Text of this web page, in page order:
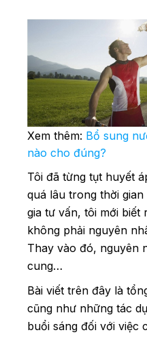
Xem thêm: Bổ sung
nào cho đúng?
Tôi đã từng tụt huyết
quá lâu trong thời
gia tư vấn, tôi mới biết
không phải nguyên
Thay vào đó, nguyên
cung…
Bài viết trên đây là
cũng như những tác
buổi sáng đối với việc